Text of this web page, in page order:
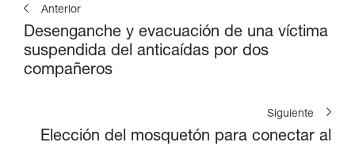
Anterior
Desenganche y evacuación de una víctima
suspendida del anticaídas por dos
compañeros
Siguiente
Elección del mosquetón para conectar al